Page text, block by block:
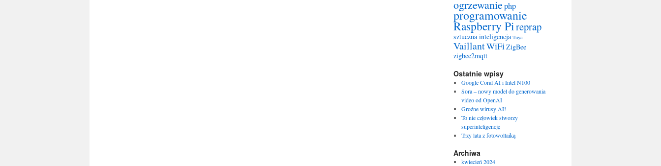
ogrzewaniephp
programowanie
Raspberry Pireprap
sztuczna inteligencja Tuya
VaillantWiFiZigBee
zigbee2mqtt
Ostatnie wpisy
Google Coral AI i Intel N100
Sora – nowy model do generowania
video od OpenAI
Groźne wirusy AI!
To nie człowiek stworzy
superinteligencję
Trzy lata z fotowoltaiką
Archiwa
kwiecień 2024